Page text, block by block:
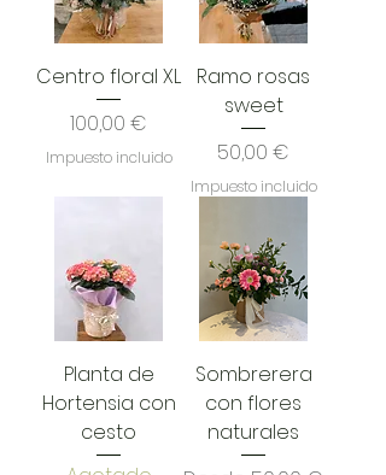
Centro floral XL
Precio
100,00 €
Impuesto incluido
Ramo rosas
sweet
Precio
50,00 €
Impuesto incluido
Planta de
Hortensia con
cesto
Sombrerera
con flores
naturales